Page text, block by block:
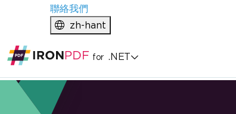
聯絡我們
zh-hant
for .NET